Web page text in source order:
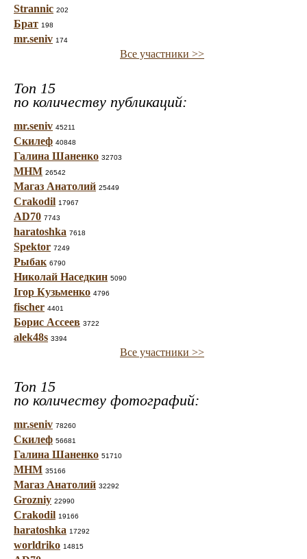
Strannic 202
Брат 198
mr.seniv 174
Все участники >>
Топ 15
по количеству публикаций:
mr.seniv 45211
Скилеф 40848
Галина Шаненко 32703
МНМ 26542
Магаз Анатолий 25449
Crakodil 17967
AD70 7743
haratoshka 7618
Spektor 7249
Рыбак 6790
Николай Наседкин 5090
Ігор Кузьменко 4796
fischer 4401
Борис Ассеев 3722
alek48s 3394
Все участники >>
Топ 15
по количеству фотографий:
mr.seniv 78260
Скилеф 56681
Галина Шаненко 51710
МНМ 35166
Магаз Анатолий 32292
Grozniy 22990
Crakodil 19166
haratoshka 17292
worldriko 14815